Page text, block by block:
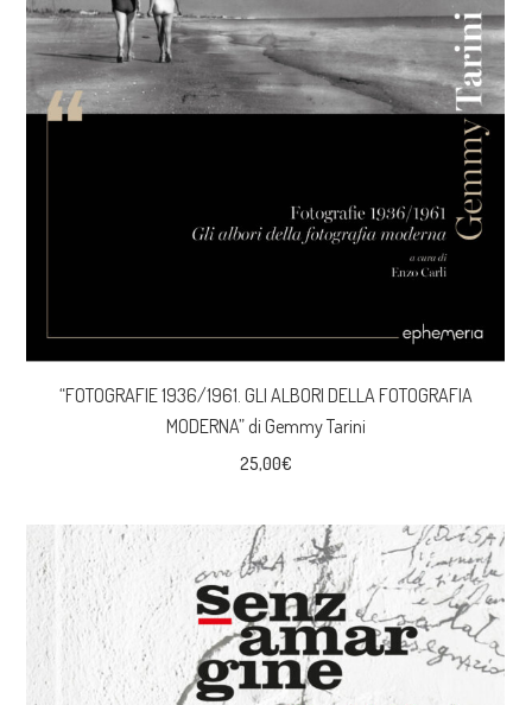
“FOTOGRAFIE 1936/1961. GLI ALBORI DELLA FOTOGRAFIA
MODERNA” di Gemmy Tarini
25,00€